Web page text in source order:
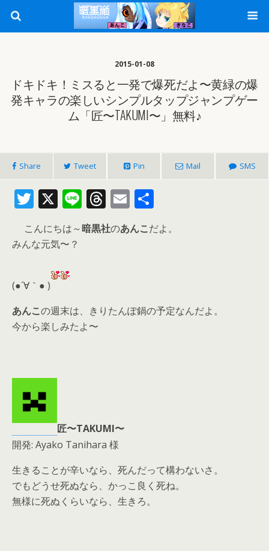
2015-01-08
ドキドキ！ミスると一発で爆死だよ〜黄緑の爆
発キャラの楽しいシンプルタップジャンプゲー
ム「匠〜TAKUMI〜」無料♪
Share Tweet Pin Mail SMS
T
w
itt
er
X Li
n
e
T
h
re
E
m
ai
有
こんにちは～暗黒社のあんこだよ。
みんな元気〜？
(●´∀｀● )
あんこの週末は、きりたんぽ鍋の予定なんだよ。
今から楽しみたよ〜
匠〜TAKUMI〜
開発: Ayako Tanihara 様
生きることが辛いなら、死んだって構わないさ。
でもどうせ死ぬなら、かっこ良く死ね。
無様に死ぬくらいなら、生きろ。